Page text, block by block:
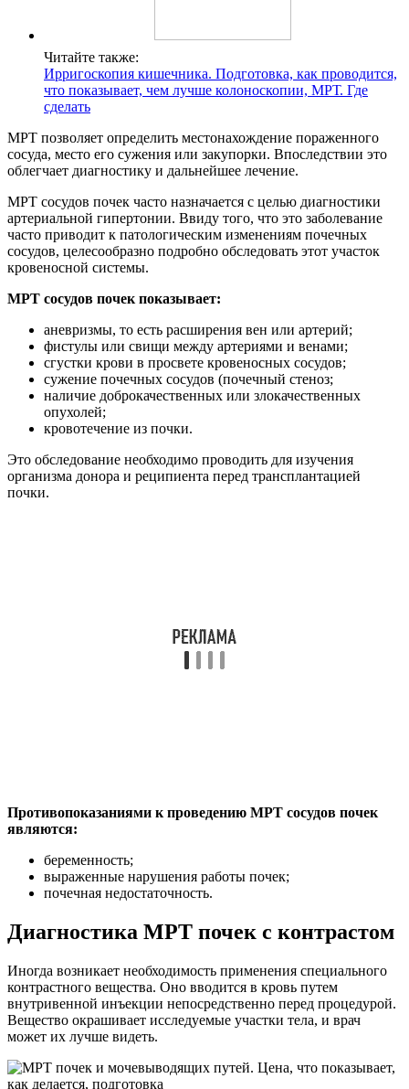
Читайте также:
Ирригоскопия кишечника. Подготовка, как проводится,
что показывает, чем лучше колоноскопии, МРТ. Где
сделать
МРТ позволяет определить местонахождение пораженного
сосуда, место его сужения или закупорки. Впоследствии это
облегчает диагностику и дальнейшее лечение.
МРТ сосудов почек часто назначается с целью диагностики
артериальной гипертонии. Ввиду того, что это заболевание
часто приводит к патологическим изменениям почечных
сосудов, целесообразно подробно обследовать этот участок
кровеносной системы.
МРТ сосудов почек показывает:
аневризмы, то есть расширения вен или артерий;
фистулы или свищи между артериями и венами;
сгустки крови в просвете кровеносных сосудов;
сужение почечных сосудов (почечный стеноз;
наличие доброкачественных или злокачественных
опухолей;
кровотечение из почки.
Это обследование необходимо проводить для изучения
организма донора и реципиента перед трансплантацией
почки.
Противопоказаниями к проведению МРТ сосудов почек
являются:
беременность;
выраженные нарушения работы почек;
почечная недостаточность.
Диагностика МРТ почек с контрастом
Иногда возникает необходимость применения специального
контрастного вещества. Оно вводится в кровь путем
внутривенной инъекции непосредственно перед процедурой.
Вещество окрашивает исследуемые участки тела, и врач
может их лучше видеть.